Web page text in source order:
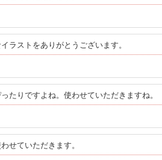
ラストをありがとうございます。
たりですよね。使わせていただきますね。
せていただきます。